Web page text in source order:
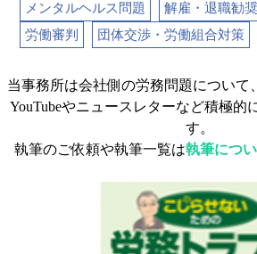
メンタルヘルス問題
解雇・退職勧奨
労働審判
団体交渉・労働組合対策
当事務所は会社側の労務問題について
YouTubeやニュースレターなど積極的
す。
執筆のご依頼や執筆一覧は執筆につ